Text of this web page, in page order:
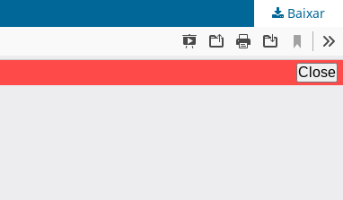
Baixar